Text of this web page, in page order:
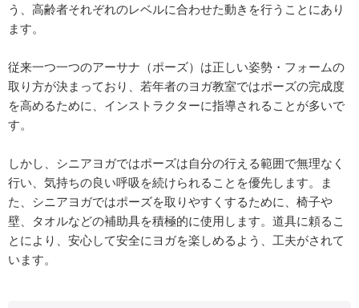
う、高齢者それぞれのレベルに合わせた動きを行うことにあり
ます。
従来一つ一つのアーサナ（ポーズ）は正しい姿勢・フォームの
取り方が決まっており、若年者のヨガ教室ではポーズの完成度
を高めるために、インストラクターに指導されることが多いで
す。
しかし、シニアヨガではポーズは自分の行える範囲で無理なく
行い、気持ちの良い呼吸を続けられることを優先します。ま
た、シニアヨガではポーズを取りやすくするために、椅子や
壁、タオルなどの補助具を積極的に使用します。道具に頼るこ
とにより、安心して安全にヨガを楽しめるよう、工夫がされて
います。